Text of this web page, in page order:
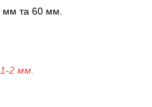
мм та 60 мм.
2 мм.